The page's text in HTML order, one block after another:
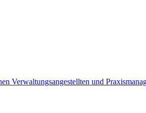
Verwaltungsangestellten und